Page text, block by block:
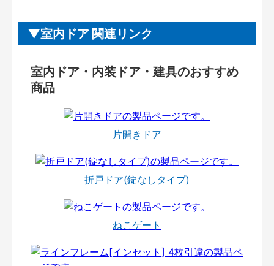
室内ドア 関連リンク
室内ドア・内装ドア・建具のおすすめ
商品
片開きドア
折戸ドア(錠なしタイプ)
ねこゲート